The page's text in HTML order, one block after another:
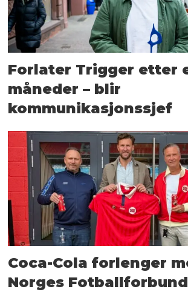
Forlater Trigger etter
måneder – blir
kommunikasjonssjef
Coca-Cola forlenger
Norges Fotballforbund